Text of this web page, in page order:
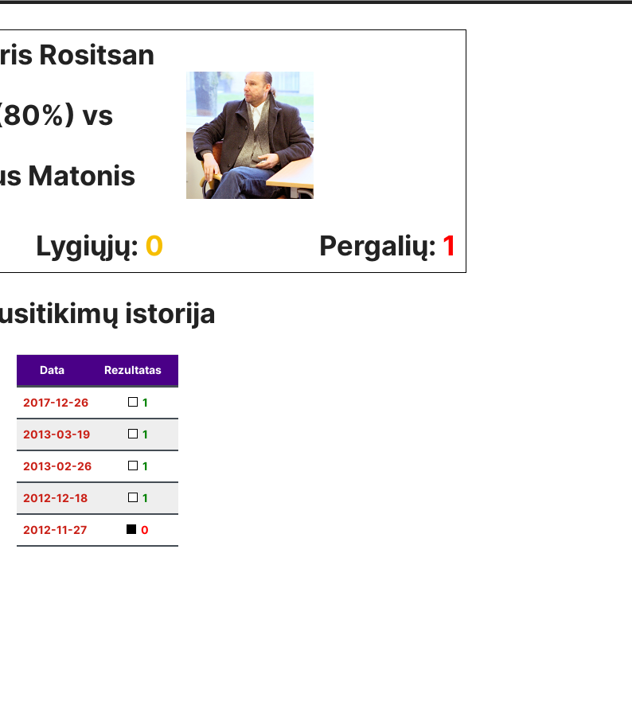
Rositsan
vs
Matonis
Lygiųjų: 0 Pergalių: 1
istorija
Data Rezultatas
2017-12-26 1
2013-03-19 1
2013-02-26 1
2012-12-18 1
2012-11-27 0